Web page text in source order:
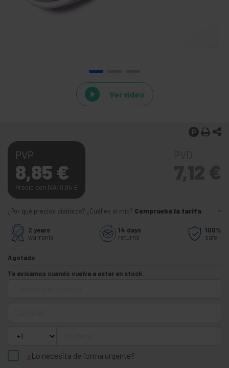
Ver video
PVP
8,85 €
Precio con IVA: 8,85 €
¿Por qué precios distintos? ¿Cuál es el mío? Comprueba la tarifa
2 years
warranty
14 days
returns
100%
safe
Agotado
Te avisamos cuando vuelva a estar en stock.
¿Lo necesita de forma urgente?